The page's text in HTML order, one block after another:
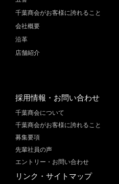
千葉商会がお客様に誇れること
会社概要
沿革
店舗紹介
採用情報・お問い合わせ
千葉商会について
千葉商会がお客様に誇れること​
募集要項
先輩社員の声
エントリー・お問い合わせ
リンク・サイトマップ